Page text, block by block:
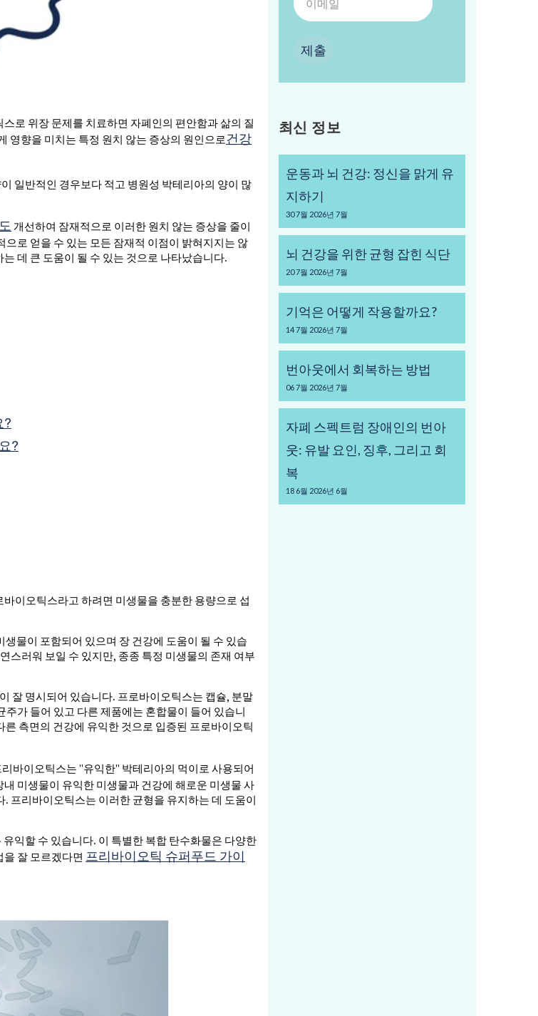
로 위장 문제를 치료하면 자폐인의 편안함과 삶의 질
영향을 미치는 특정 원치 않는 증상의 원인으로 건강
일반적인 경우보다 적고 병원성 박테리아의 양이 많
개선하여 잠재적으로 이러한 원치 않는 증상을 줄이
로 얻을 수 있는 모든 잠재적 이점이 밝혀지지는 않
데 큰 도움이 될 수 있는 것으로 나타났습니다.
?
?
이오틱스라고 하려면 미생물을 충분한 용량으로 섭
생물이 포함되어 있으며 장 건강에 도움이 될 수 있습
스러워 보일 수 있지만, 종종 특정 미생물의 존재 여부
잘 명시되어 있습니다. 프로바이오틱스는 캡슐, 분말
가 들어 있고 다른 제품에는 혼합물이 들어 있습니
측면의 건강에 유익한 것으로 입증된 프로바이오틱
바이오틱스는 "유익한" 박테리아의 먹이로 사용되어
미생물이 유익한 미생물과 건강에 해로운 미생물 사
프리바이오틱스는 이러한 균형을 유지하는 데 도움이
익할 수 있습니다. 이 특별한 복합 탄수화물은 다양한
잘 모르겠다면 프리바이오틱 슈퍼푸드 가이
제출
최신 정보
운동과 뇌 건강: 정신을 맑게 유
지하기
307월 2026년 7월
뇌 건강을 위한 균형 잡힌 식단
207월 2026년 7월
기억은 어떻게 작용할까요?
147월 2026년 7월
번아웃에서 회복하는 방법
067월 2026년 7월
자폐 스펙트럼 장애인의 번아
웃: 유발 요인, 징후, 그리고 회
복
18 6월 2026년 6월